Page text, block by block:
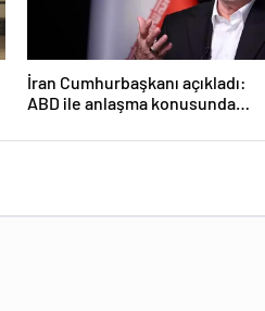
İran Cumhurbaşkanı açıkladı:
ABD ile anlaşma konusunda